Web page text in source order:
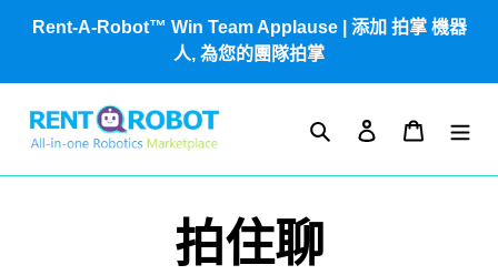
內
Rent-A-Robot™ Win Team Applause | 添加 拍掌 機器
人, 為您的團隊拍掌
搜尋 登入 購物車
商
拍住聊